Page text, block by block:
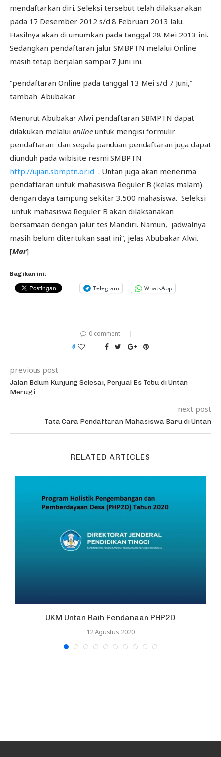
mendaftarkan diri. Seleksi tersebut telah dilaksanakan
pada 17 Desember 2012 s/d 8 Februari 2013 lalu.
Hasilnya akan di umumkan pada tanggal 28 Mei 2013 ini.
Sedangkan pendaftaran jalur SMBPTN melalui Online
masih tetap berjalan sampai 7 Juni ini.
“pendaftaran Online pada tanggal 13 Mei s/d 7 Juni,”
tambah Abubakar.
Menurut Abubakar Alwi pendaftaran SBMPTN dapat
dilakukan melalui online untuk mengisi formulir
pendaftaran dan segala panduan pendaftaran juga dapat
diunduh pada wibisite resmi SMBPTN
http://ujian.sbmptn.or.id . Untan juga akan menerima
pendaftaran untuk mahasiswa Reguler B (kelas malam)
dengan daya tampung sekitar 3.500 mahasiswa. Seleksi
untuk mahasiswa Reguler B akan dilaksanakan
bersamaan dengan jalur tes Mandiri. Namun, jadwalnya
masih belum ditentukan saat ini”, jelas Abubakar Alwi.
[Mar]
Bagikan ini:
Telegram WhatsApp
0 comment
0
previous post
Jalan Belum Kunjung Selesai, Penjual Es Tebu di Untan
Merugi
next post
Tata Cara Pendaftaran Mahasiswa Baru di Untan
RELATED ARTICLES
UKM Untan Raih Pendanaan PHP2D
12 Agustus 2020